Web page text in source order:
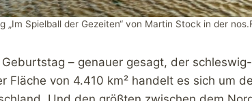
„Im Spielball der Gezeiten“ von Martin Stock in der
– genauer gesagt, der
Fläche von 4.410 km² handelt es sich um